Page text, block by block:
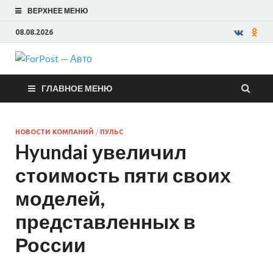
ВЕРХНЕЕ МЕНЮ
08.08.2026
ForPost —
Авто
ГЛАВНОЕ МЕНЮ
НОВОСТИ КОМПАНИЙ / ПУЛЬС
Hyundai увеличил
стоимость пяти своих
моделей,
представленных в
России